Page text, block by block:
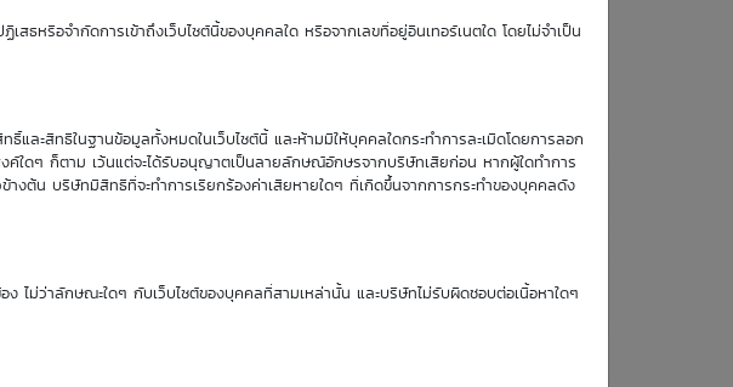
ธหรือจำกัดการเข้าถึงเว็บไซต์นี้ของบุคคลใด หรือจากเลขที่อยู่อินเทอร์เนตใด โดยไม่จำเป็น
ละสิทธิในฐานข้อมูลทั้งหมดในเว็บไซต์นี้ และห้ามมิให้บุคคลใดกระทำการละเมิดโดยการลอก
ค์ใดๆ ก็ตาม เว้นแต่จะได้รับอนุญาตเป็นลายลักษณ์อักษรจากบริษัทเสียก่อน หากผู้ใดทำการ
ต้น บริษัทมีสิทธิที่จะทำการเรียกร้องค่าเสียหายใดๆ ที่เกิดขึ้นจากการกระทำของบุคคลดัง
ไม่ว่าลักษณะใดๆ กับเว็บไซต์ของบุคคลที่สามเหล่านั้น และบริษัทไม่รับผิดชอบต่อเนื้อหาใดๆ
63